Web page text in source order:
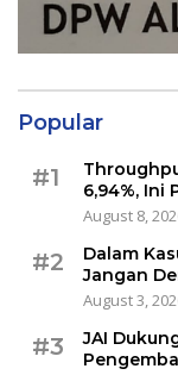
Popular
#1
6,94%, Ini
August 8,
#2
Dalam
Jangan
August 3,
#3
JAI